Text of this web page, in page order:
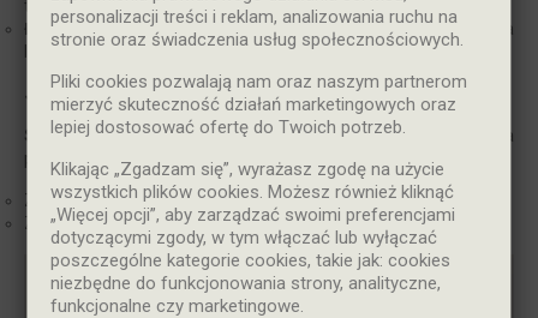
personalizacji treści i reklam, analizowania ruchu na
stronie oraz świadczenia usług społecznościowych.
Pliki cookies pozwalają nam oraz naszym partnerom
mierzyć skuteczność działań marketingowych oraz
lepiej dostosować ofertę do Twoich potrzeb.
Klikając „Zgadzam się”, wyrażasz zgodę na użycie
wszystkich plików cookies. Możesz również kliknąć
„Więcej opcji”, aby zarządzać swoimi preferencjami
dotyczącymi zgody, w tym włączać lub wyłączać
poszczególne kategorie cookies, takie jak: cookies
niezbędne do funkcjonowania strony, analityczne,
funkcjonalne czy marketingowe.
tort. Idealny do kopania dołków i odcinania darni.
Łopata – zaokrąglona „łycha” -najlepsza do przerzucania
luźnej ziemi, piasku, żwiru.
Jak dobrać długość trzonka?
Stań prostoi postaw narzędzie przy sobie – koniec trzonka
powinien być między pępkiem a mostkiem.
Za krótkie = garb i wizyta u fizjoterapeuty.
Za długie = mniejsza kontrola, brak dźwigni.